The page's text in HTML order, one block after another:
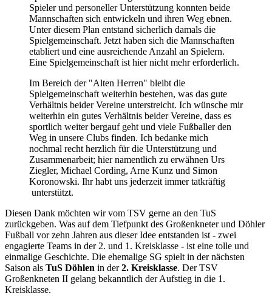
Spieler und personeller Unterstützung konnten beide
Mannschaften sich entwickeln und ihren Weg ebnen.
Unter diesem Plan entstand sicherlich damals die
Spielgemeinschaft. Jetzt haben sich die Mannschaften
etabliert und eine ausreichende Anzahl an Spielern.
Eine Spielgemeinschaft ist hier nicht mehr erforderlich.
Im Bereich der "Alten Herren" bleibt die
Spielgemeinschaft weiterhin bestehen, was das gute
Verhältnis beider Vereine unterstreicht. Ich wünsche mir
weiterhin ein gutes Verhältnis beider Vereine, dass es
sportlich weiter bergauf geht und viele Fußballer den
Weg in unsere Clubs finden. Ich bedanke mich
nochmal recht herzlich für die Unterstützung und
Zusammenarbeit; hier namentlich zu erwähnen Urs
Ziegler, Michael Cording, Arne Kunz und Simon
Koronowski. Ihr habt uns jederzeit immer tatkräftig
unterstützt.
Diesen Dank möchten wir vom TSV gerne an den TuS
zurückgeben. Was auf dem Tiefpunkt des Großenkneter und Döhler
Fußball vor zehn Jahren aus dieser Idee entstanden ist - zwei
engagierte Teams in der 2. und 1. Kreisklasse - ist eine tolle und
einmalige Geschichte. Die ehemalige SG spielt in der nächsten
Saison als TuS Döhlen in der2. Kreisklasse. Der TSV
Großenkneten II gelang bekanntlich der Aufstieg in die 1.
Kreisklasse.